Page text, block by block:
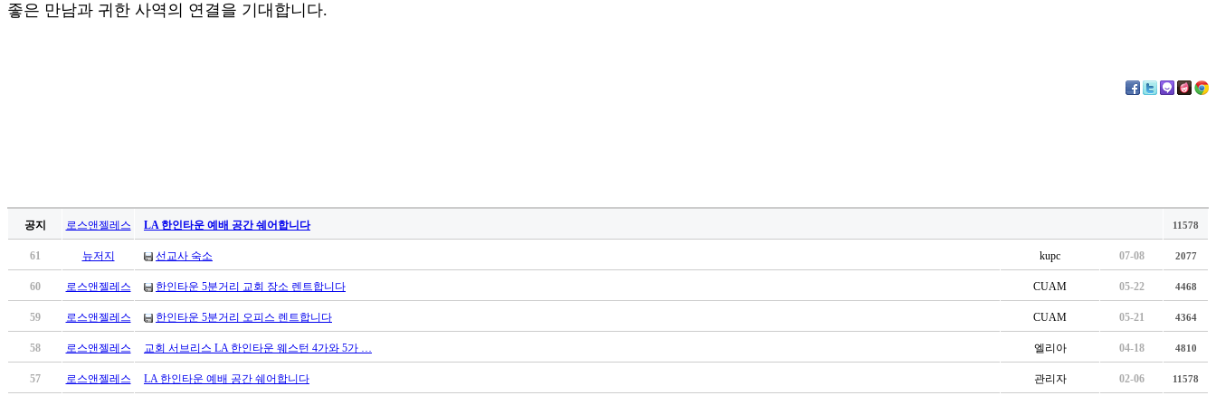
만
가
발
진
시
좋은 만남과 귀한 사역의 연결을 기대합니다.
공지 로스앤젤레스 LA 한인타운 예배 공간 쉐어합니다 11578
61 뉴저지 선교사 숙소 kupc 07-08 2077
60 로스앤젤레스 한인타운 5분거리 교회 장소 렌트합니다 CUAM 05-22 4468
59 로스앤젤레스 한인타운 5분거리 오피스 렌트합니다 CUAM 05-21 4364
58 로스앤젤레스 교회 서브리스 LA 한인타운 웨스턴 4가와 5가 … 엘리아 04-18 4810
57 로스앤젤레스 LA 한인타운 예배 공간 쉐어합니다 관리자 02-06 11578